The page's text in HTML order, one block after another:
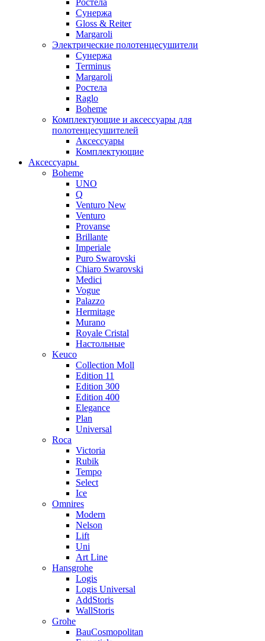
Ростела
Сунержа
Gloss & Reiter
Margaroli
Электрические полотенцесушители
Сунержа
Terminus
Margaroli
Ростела
Raglo
Boheme
Комплектующие и аксессуары для
полотенцесушителей
Аксессуары
Комплектующие
Аксессуары
Boheme
UNO
Q
Venturo New
Venturo
Provanse
Brillante
Imperiale
Puro Swarovski
Chiaro Swarovski
Medici
Vogue
Palazzo
Hermitage
Murano
Royale Cristal
Настольные
Keuco
Collection Moll
Edition 11
Edition 300
Edition 400
Elegance
Plan
Universal
Roca
Victoria
Rubik
Tempo
Select
Ice
Omnires
Modern
Nelson
Lift
Uni
Art Line
Hansgrohe
Logis
Logis Universal
AddStoris
WallStoris
Grohe
BauCosmopolitan